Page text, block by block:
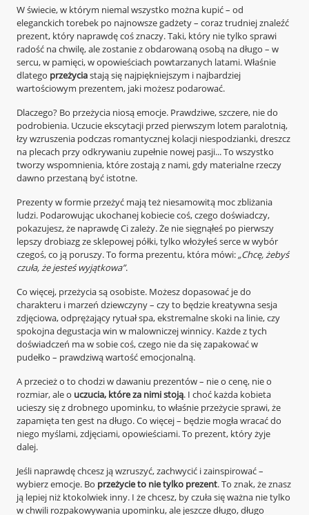
W świecie, w którym niemal wszystko można kupić – od
eleganckich torebek po najnowsze gadżety – coraz trudniej znaleźć
prezent, który naprawdę coś znaczy. Taki, który nie tylko sprawi
radość na chwilę, ale zostanie z obdarowaną osobą na długo – w
sercu, w pamięci, w opowieściach powtarzanych latami. Właśnie
dlatego przeżyciastają się najpiękniejszym i najbardziej
wartościowym prezentem, jaki możesz podarować.
Dlaczego? Bo przeżycia niosą emocje. Prawdziwe, szczere, nie do
podrobienia. Uczucie ekscytacji przed pierwszym lotem paralotnią,
łzy wzruszenia podczas romantycznej kolacji niespodzianki, dreszcz
na plecach przy odkrywaniu zupełnie nowej pasji... To wszystko
tworzy wspomnienia, które zostają z nami, gdy materialne rzeczy
dawno przestaną być istotne.
Prezenty w formie przeżyć mają też niesamowitą moc zbliżania
ludzi. Podarowując ukochanej kobiecie coś, czego doświadczy,
pokazujesz, że naprawdę Ci zależy. Że nie sięgnąłeś po pierwszy
lepszy drobiazg ze sklepowej półki, tylko włożyłeś serce w wybór
czegoś, co ją poruszy. To forma prezentu, która mówi:„Chcę, żebyś
czuła, że jesteś wyjątkowa”.
Co więcej, przeżycia są osobiste. Możesz dopasować je do
charakteru i marzeń dziewczyny – czy to będzie kreatywna sesja
zdjęciowa, odprężający rytuał spa, ekstremalne skoki na linie, czy
spokojna degustacja win w malowniczej winnicy. Każde z tych
doświadczeń ma w sobie coś, czego nie da się zapakować w
pudełko – prawdziwą wartość emocjonalną.
A przecież o to chodzi w dawaniu prezentów – nie o cenę, nie o
rozmiar, ale o uczucia, które za nimi stoją. I choć każda kobieta
ucieszy się z drobnego upominku, to właśnie przeżycie sprawi, że
zapamięta ten gest na długo. Co więcej – będzie mogła wracać do
niego myślami, zdjęciami, opowieściami. To prezent, który żyje
dalej.
Jeśli naprawdę chcesz ją wzruszyć, zachwycić i zainspirować –
wybierz emocje. Bo przeżycie to nie tylko prezent. To znak, że znasz
ją lepiej niż ktokolwiek inny. I że chcesz, by czuła się ważna nie tylko
w chwili rozpakowywania upominku, ale jeszcze długo, długo